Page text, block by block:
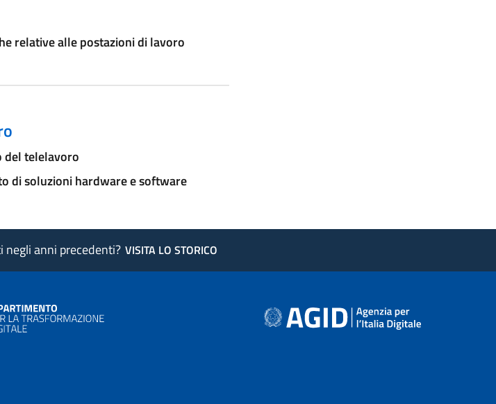
relative alle postazioni di lavoro
del telelavoro
di soluzioni hardware e software
negli anni precedenti? VISITA LO STORICO